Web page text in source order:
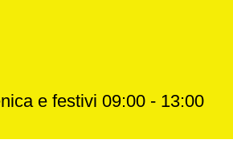
e festivi 09:00 - 13:00